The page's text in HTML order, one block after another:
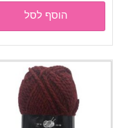
הוסף לסל